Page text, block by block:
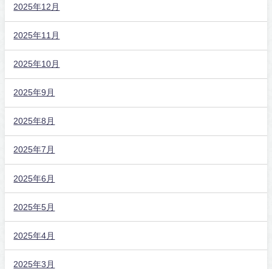
2025年12月
2025年11月
2025年10月
2025年9月
2025年8月
2025年7月
2025年6月
2025年5月
2025年4月
2025年3月